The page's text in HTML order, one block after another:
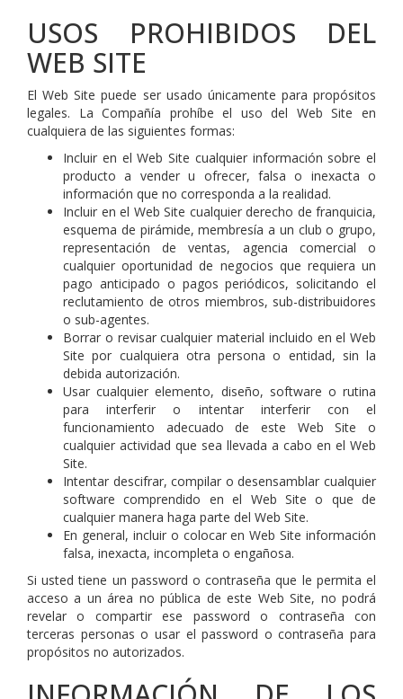
USOS PROHIBIDOS DEL
WEB SITE
El Web Site puede ser usado únicamente para propósitos
legales. La Compañía prohíbe el uso del Web Site en
cualquiera de las siguientes formas:
Incluir en el Web Site cualquier información sobre el
producto a vender u ofrecer, falsa o inexacta o
información que no corresponda a la realidad.
Incluir en el Web Site cualquier derecho de franquicia,
esquema de pirámide, membresía a un club o grupo,
representación de ventas, agencia comercial o
cualquier oportunidad de negocios que requiera un
pago anticipado o pagos periódicos, solicitando el
reclutamiento de otros miembros, sub-distribuidores
o sub-agentes.
Borrar o revisar cualquier material incluido en el Web
Site por cualquiera otra persona o entidad, sin la
debida autorización.
Usar cualquier elemento, diseño, software o rutina
para interferir o intentar interferir con el
funcionamiento adecuado de este Web Site o
cualquier actividad que sea llevada a cabo en el Web
Site.
Intentar descifrar, compilar o desensamblar cualquier
software comprendido en el Web Site o que de
cualquier manera haga parte del Web Site.
En general, incluir o colocar en Web Site información
falsa, inexacta, incompleta o engañosa.
Si usted tiene un password o contraseña que le permita el
acceso a un área no pública de este Web Site, no podrá
revelar o compartir ese password o contraseña con
terceras personas o usar el password o contraseña para
propósitos no autorizados.